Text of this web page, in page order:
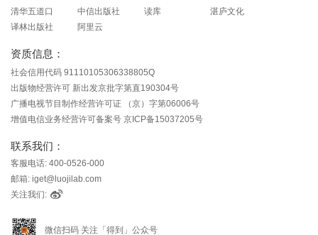
清华五道口 中信出版社 读库
湛庐文化
译林出版社
阿里云
资质信息：
社会信用代码 91110105306338805Q
出版物经营许可 新出发京批字第直190304号
广播电视节目制作经营许可证 （京）字第06006号
增值电信业务经营许可备案号 京ICP备15037205号
联系我们：
客服电话: 400-0526-000
邮箱: iget@luojilab.com
关注我们:
微信扫码 关注「得到」公众号